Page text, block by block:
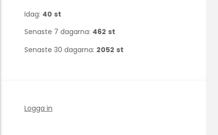
Idag: 40 st
Senaste 7 dagarna: 462 st
Senaste 30 dagarna: 2052 st
Logga in